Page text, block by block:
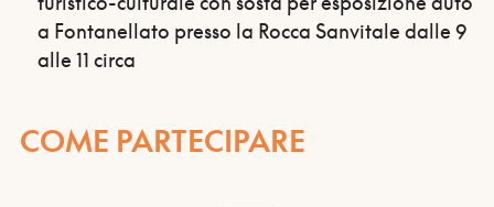
a Fontanellato presso la Rocca Sanvitale dalle 9
alle 11 circa
COME PARTECIPARE